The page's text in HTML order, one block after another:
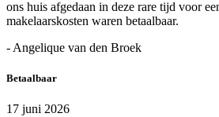
ons huis afgedaan in deze rare tijd voor
makelaarskosten waren betaalbaar.
- Angelique van den Broek
Betaalbaar
17 juni 2026